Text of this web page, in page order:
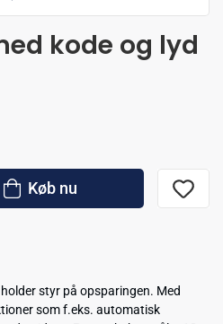
kode og lyd
Køb nu
styr på opsparingen. Med
som f.eks. automatisk